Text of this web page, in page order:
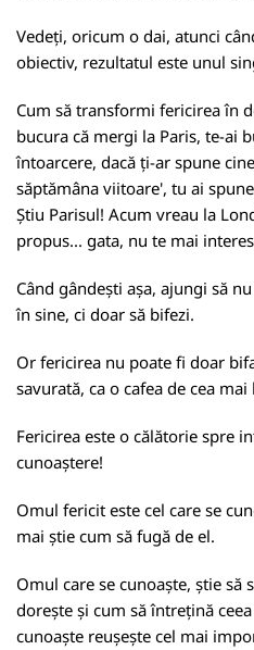
Vedeți, oricum o dai, atunci
obiectiv, rezultatul este unul
Cum să transformi fericirea în
bucura că mergi la Paris, te-ai
întoarcere, dacă ți-ar spune
săptămâna viitoare', tu ai
Știu Parisul! Acum vreau la
propus... gata, nu te mai
Când gândești așa, ajungi să
în sine, ci doar să bifezi.
Or fericirea nu poate fi doar
savurată, ca o cafea de cea
Fericirea este o călătorie spre
cunoaștere!
Omul fericit este cel care se
mai știe cum să fugă de el.
Omul care se cunoaște, știe să
dorește și cum să întrețină
cunoaște reușește cel mai